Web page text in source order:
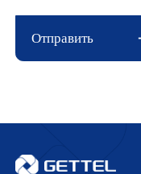
Отправить